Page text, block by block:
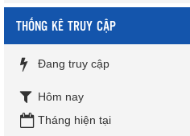
THỐNG KÊ TRUY CẬP
Đang truy cập
Hôm nay
Tháng hiện tại